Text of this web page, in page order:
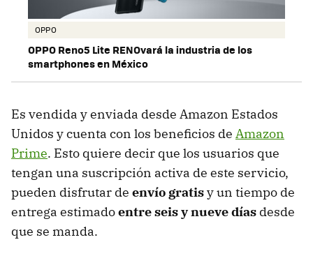
OPPO
OPPO Reno5 Lite RENOvará la industria de los
smartphones en México
Es vendida y enviada desde Amazon Estados
Unidos y cuenta con los beneficios de Amazon
Prime. Esto quiere decir que los usuarios que
tengan una suscripción activa de este servicio,
pueden disfrutar de envío gratisy un tiempo de
entrega estimadoentre seis y nueve días desde
que se manda.